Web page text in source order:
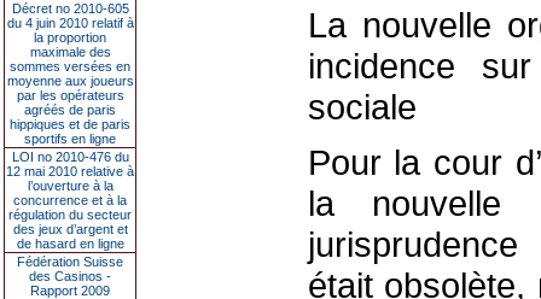
Décret no 2010-605
du 4 juin 2010 relatif à
la proportion
maximale des
sommes versées en
moyenne aux joueurs
par les opérateurs
agréés de paris
hippiques et de paris
sportifs en ligne
LOI no 2010-476 du
12 mai 2010 relative à
l’ouverture à la
concurrence et à la
régulation du secteur
des jeux d’argent et
de hasard en ligne
Fédération Suisse
des Casinos -
Rapport 2009
La nouvelle
incidence
sociale
Pour la cour
la nouvelle
était obsolète,